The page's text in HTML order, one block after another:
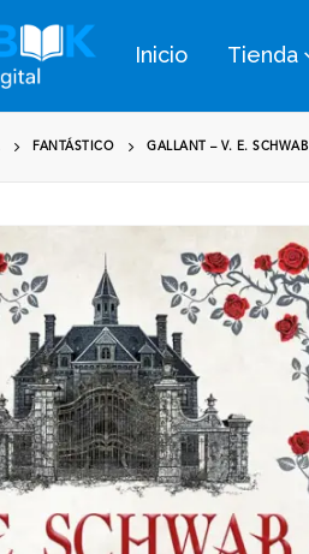
Inicio Tienda
FANTÁSTICO GALLANT – V. E. SCHWAB